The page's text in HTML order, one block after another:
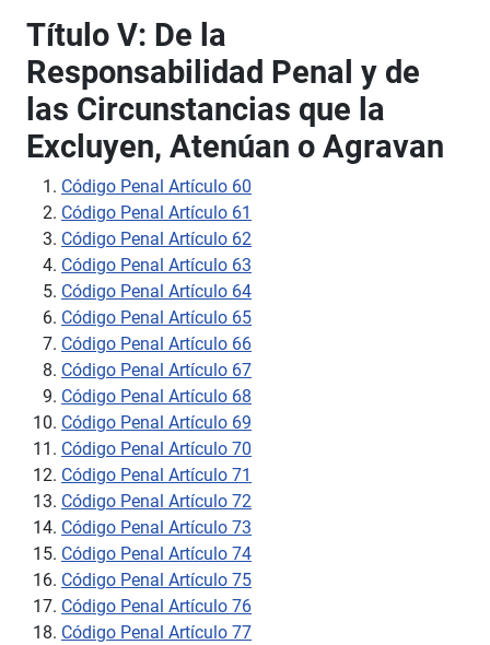
Título V: De la
Responsabilidad Penal y de
las Circunstancias que la
Excluyen, Atenúan o Agravan
Código Penal Artículo 60
Código Penal Artículo 61
Código Penal Artículo 62
Código Penal Artículo 63
Código Penal Artículo 64
Código Penal Artículo 65
Código Penal Artículo 66
Código Penal Artículo 67
Código Penal Artículo 68
Código Penal Artículo 69
Código Penal Artículo 70
Código Penal Artículo 71
Código Penal Artículo 72
Código Penal Artículo 73
Código Penal Artículo 74
Código Penal Artículo 75
Código Penal Artículo 76
Código Penal Artículo 77